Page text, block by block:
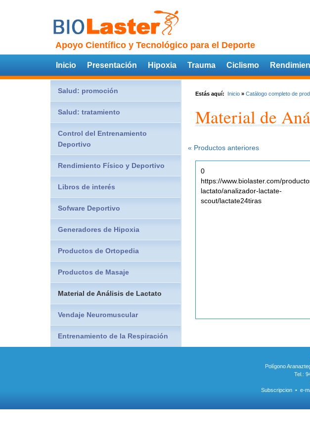
Apoyo Científico y Tecnológico para el Deporte
Inicio Presentación Hipoxia Trauma Ciclismo
Estás aquí: Inicio » Catálogo completo de
Material de
« Productos anteriores
0
https://www.biolaster.com/
lactato/analizador-lactate-
scout/lactate24tiras
Salud: promoción
Salud: tratamiento
Control del Entrenamiento
Deportivo
Rendimiento Físico y Deportivo
Libros de interés
Sofware Deportivo
Generadores de Hipoxia
Productos de Ortopedia
Productos de Masaje
Material de Análisis de Lactato
Vendaje Neuromuscular
Entrenamiento de la Respiración
Polígono
Tel.:
Subscripcion • e-